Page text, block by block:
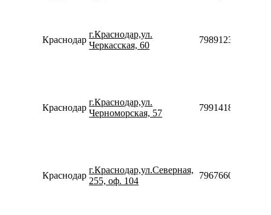
Краснодар
г.Краснодар,ул.
Черкасская, 60
79891236034
Краснодар
г.Краснодар,ул.
Черноморская, 57
79914183081
Краснодар
г.Краснодар,ул.Северная,
255, оф. 104
79676602511